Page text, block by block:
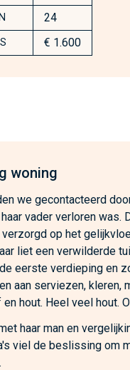
24
€ 1.600
woning
we gecontacteerd
vader verloren was.
op het
liet een verwilderde
eerste verdieping en
aan serviezen, kleren,
hout. Heel veel hout.
haar man en
viel de beslissing om